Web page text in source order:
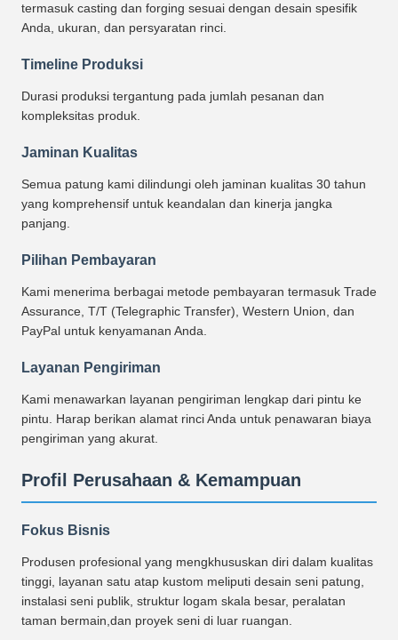
termasuk casting dan forging sesuai dengan desain spesifik
Anda, ukuran, dan persyaratan rinci.
Timeline Produksi
Durasi produksi tergantung pada jumlah pesanan dan
kompleksitas produk.
Jaminan Kualitas
Semua patung kami dilindungi oleh jaminan kualitas 30 tahun
yang komprehensif untuk keandalan dan kinerja jangka
panjang.
Pilihan Pembayaran
Kami menerima berbagai metode pembayaran termasuk Trade
Assurance, T/T (Telegraphic Transfer), Western Union, dan
PayPal untuk kenyamanan Anda.
Layanan Pengiriman
Kami menawarkan layanan pengiriman lengkap dari pintu ke
pintu. Harap berikan alamat rinci Anda untuk penawaran biaya
pengiriman yang akurat.
Profil Perusahaan & Kemampuan
Fokus Bisnis
Produsen profesional yang mengkhususkan diri dalam kualitas
tinggi, layanan satu atap kustom meliputi desain seni patung,
instalasi seni publik, struktur logam skala besar, peralatan
taman bermain,dan proyek seni di luar ruangan.